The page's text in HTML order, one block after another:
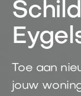
Toe aan
jouw